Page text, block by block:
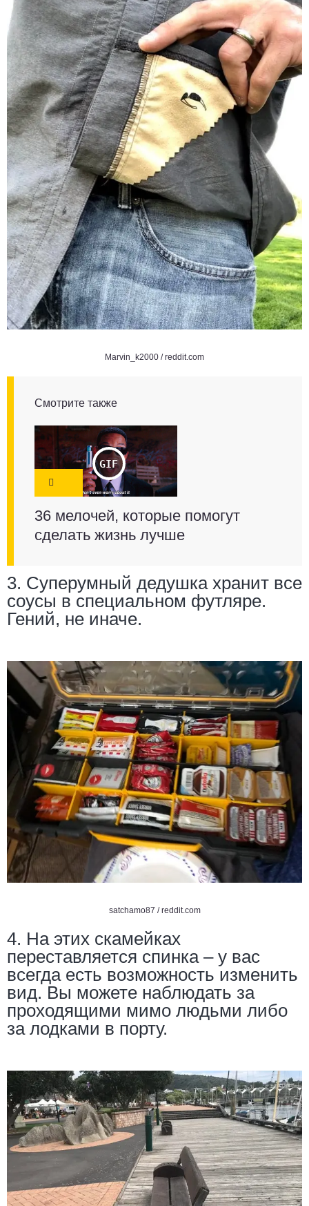
Marvin_k2000 /reddit.com
Смотрите также
36 мелочей, которые помогут
сделать жизнь лучше
3. Суперумный дедушка хранит все
соусы в специальном футляре.
Гений, не иначе.
satchamo87 /reddit.com
4. На этих скамейках
переставляется спинка – у вас
всегда есть возможность изменить
вид. Вы можете наблюдать за
проходящими мимо людьми либо
за лодками в порту.